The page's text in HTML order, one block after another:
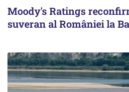
Moody's Ratings
suveran al României la